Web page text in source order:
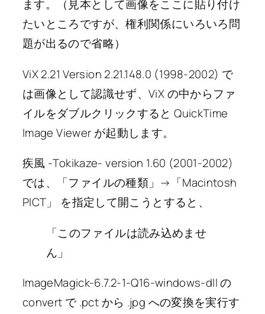
ます。（見本として画像をここに貼り付け
たいところですが、権利関係にいろいろ問
題が出るので省略）
ViX 2.21 Version 2.21.148.0 (1998-2002) で
は画像として認識せず、ViX の中からファ
イルをダブルクリックすると QuickTime
Image Viewer が起動します。
疾風 -Tokikaze- version 1.60 (2001-2002)
では、「ファイルの種類」→「Macintosh
PICT」 を指定して開こうとすると、
「このファイルは読み込めませ
ん」
ImageMagick-6.7.2-1-Q16-windows-dll の
convert で .pct から .jpg への変換を実行す